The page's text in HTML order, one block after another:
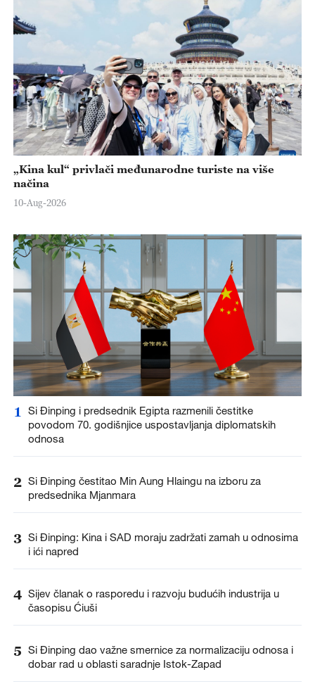
„Kina kul“ privlači međunarodne turiste na više
načina
10-Aug-2026
1
Si Đinping i predsednik Egipta razmenili čestitke
povodom 70. godišnjice uspostavljanja diplomatskih
odnosa
2 Si Đinping čestitao Min Aung Hlaingu na izboru za
predsednika Mjanmara
3 Si Đinping: Kina i SAD moraju zadržati zamah u odnosima
i ići napred
4 Sijev članak o rasporedu i razvoju budućih industrija u
časopisu Ćiuši
5 Si Đinping dao važne smernice za normalizaciju odnosa i
dobar rad u oblasti saradnje Istok-Zapad